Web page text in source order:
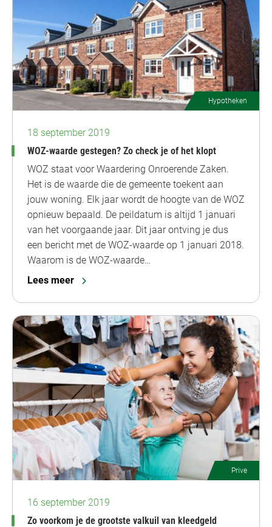
Hypotheken
18 september 2019
WOZ-waarde gestegen? Zo check je of het klopt
WOZ staat voor Waardering Onroerende Zaken.
Het is de waarde die de gemeente toekent aan
jouw woning. Elk jaar wordt de hoogte van de WOZ
opnieuw bepaald. De peildatum is altijd 1 januari
van het voorgaande jaar. Dit jaar ontving je dus
een bericht met de WOZ-waarde op 1 januari 2018.
Waarom is de WOZ-waarde…
Lees meer
Prive
16 september 2019
Zo voorkom je de grootste valkuil van kleedgeld